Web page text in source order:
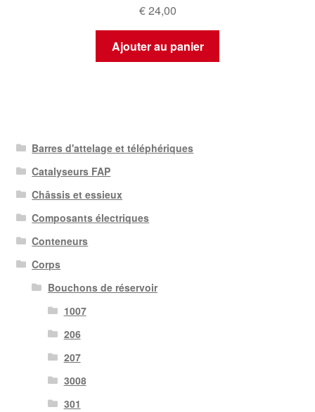
€24,00
Ajouter au panier
Barres d'attelage et téléphériques
Catalyseurs FAP
Châssis et essieux
Composants électriques
Conteneurs
Corps
Bouchons de réservoir
1007
206
207
3008
301